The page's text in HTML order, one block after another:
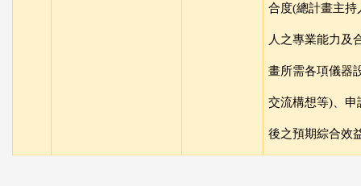
合度(總計畫主持
人之專業能力及
畫所需各項儀器
交流構想等)、申
後之預期綜合效